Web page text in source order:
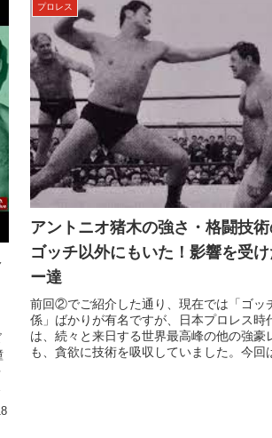
プロレス
アントニオ猪木の強さ・格闘技
ゴッチ以外にもいた！影響を受
ー達
前回②でご紹介した通り、現在では「ゴッ
係」ばかりが有名ですが、日本プロレス時
は、続々と来日する世界最高峰の他の強豪
も、貪欲に技術を吸収していました。今回